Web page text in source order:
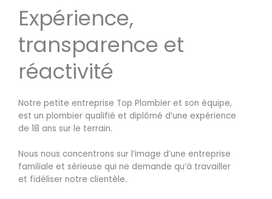
Expérience,
transparence et
réactivité
Notre petite entreprise Top Plombier et son équipe,
est un plombier qualifié et diplômé d’une expérience
de 18 ans sur le terrain.
Nous nous concentrons sur l’image d’une entreprise
familiale et sérieuse qui ne demande qu’à travailler
et fidéliser notre clientèle.